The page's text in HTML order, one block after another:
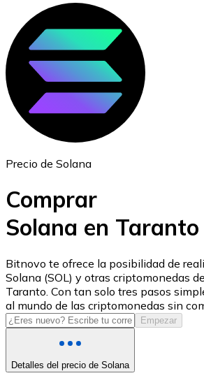
ETH
USD Coin
USDC
Precio de Solana
Comprar
Solana en Taranto
Bitnovo te ofrece la posibilidad de
Solana (SOL) y otras criptomonedas
Taranto. Con tan solo tres pasos
al mundo de las criptomonedas sin
Empezar
Detalles del precio de Solana